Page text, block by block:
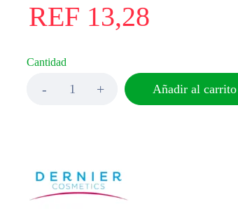
REF 13,28
Cantidad
Añadir al carrito